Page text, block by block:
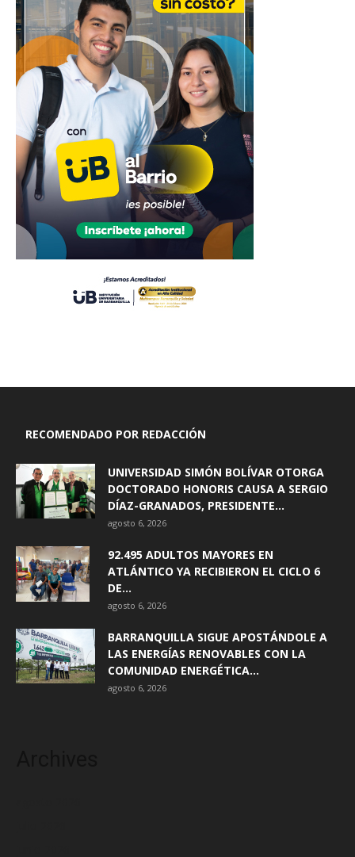
RECOMENDADO POR REDACCIÓN
UNIVERSIDAD SIMÓN BOLÍVAR OTORGA
DOCTORADO HONORIS CAUSA A SERGIO
DÍAZ-GRANADOS, PRESIDENTE...
agosto 6, 2026
92.495 ADULTOS MAYORES EN
ATLÁNTICO YA RECIBIERON EL CICLO 6
DE...
agosto 6, 2026
BARRANQUILLA SIGUE APOSTÁNDOLE A
LAS ENERGÍAS RENOVABLES CON LA
COMUNIDAD ENERGÉTICA...
agosto 6, 2026